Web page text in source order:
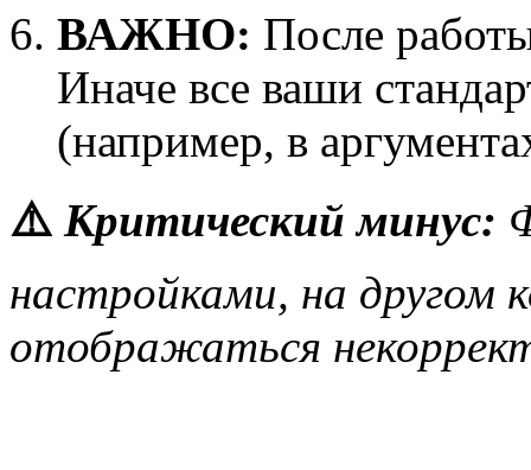
ВАЖНО: После
Иначе все ваши
(например, в
⚠️ Критический минус:
настройками, на
отображаться